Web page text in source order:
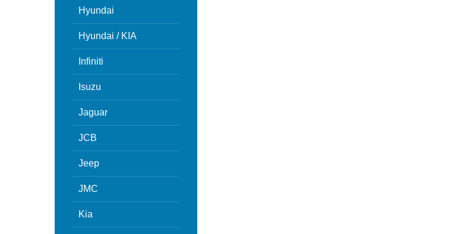
Hyundai
Hyundai / KIA
Infiniti
Isuzu
Jaguar
JCB
Jeep
JMC
Kia